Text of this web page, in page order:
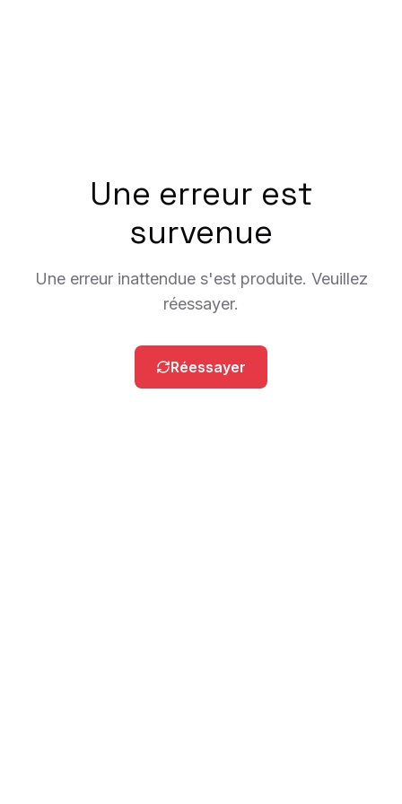
Une erreur est
survenue
Une erreur inattendue s'est produite. Veuillez
réessayer.
Réessayer